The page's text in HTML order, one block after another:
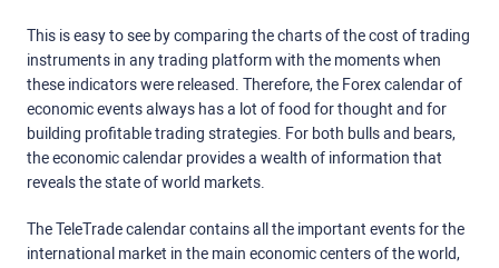
This is easy to see by comparing the charts of the cost of trading
instruments in any trading platform with the moments when
these indicators were released. Therefore, the Forex calendar of
economic events always has a lot of food for thought and for
building profitable trading strategies. For both bulls and bears,
the economic calendar provides a wealth of information that
reveals the state of world markets.
The TeleTrade calendar contains all the important events for the
international market in the main economic centers of the world,